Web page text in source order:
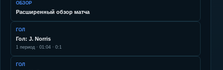
ОБЗОР
Расширенный обзор матча
ГОЛ
Гол: J. Norris
1 период · 01:04 · 0:1
ГОЛ